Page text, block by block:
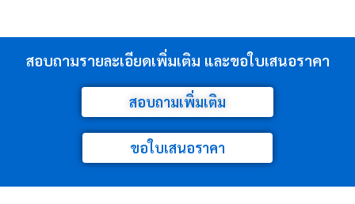
สอบถามรายละเอียดเพิ่มเติม และขอใบเสนอราคา
สอบถามเพิ่มเติม
ขอใบเสนอราคา